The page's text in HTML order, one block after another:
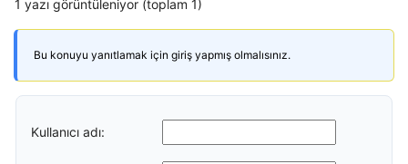
1 yazı görüntüleniyor (toplam 1)
Bu konuyu yanıtlamak için giriş yapmış olmalısınız.
Kullanıcı adı: